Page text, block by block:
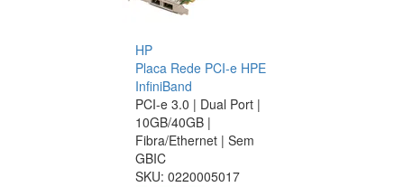
HP
Placa Rede PCI-e HPE
InfiniBand
PCI-e 3.0 | Dual Port |
10GB/40GB |
Fibra/Ethernet | Sem
GBIC
SKU: 0220005017